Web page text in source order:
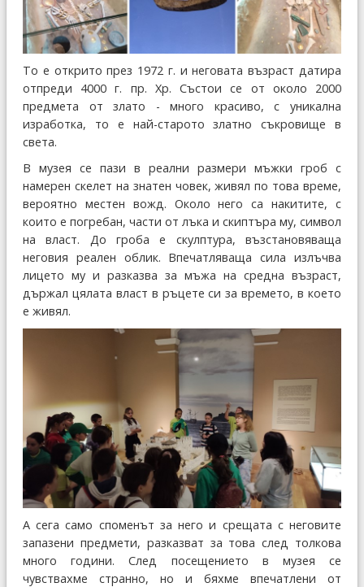
То е открито през 1972 г. и неговата възраст датира
отпреди 4000 г. пр. Хр. Състои се от около 2000
предмета от злато - много красиво, с уникална
изработка, то е най-старото златно съкровище в
света.
В музея се пази в реални размери мъжки гроб с
намерен скелет на знатен човек, живял по това време,
вероятно местен вожд. Около него са накитите, с
които е погребан, части от лъка и скиптъра му, символ
на власт. До гроба е скулптура, възстановяваща
неговия реален облик. Впечатляваща сила излъчва
лицето му и разказва за мъжа на средна възраст,
държал цялата власт в ръцете си за времето, в което
е живял.
А сега само споменът за него и срещата с неговите
запазени предмети, разказват за това след толкова
много години. След посещението в музея се
чувствахме странно, но и бяхме впечатлени от